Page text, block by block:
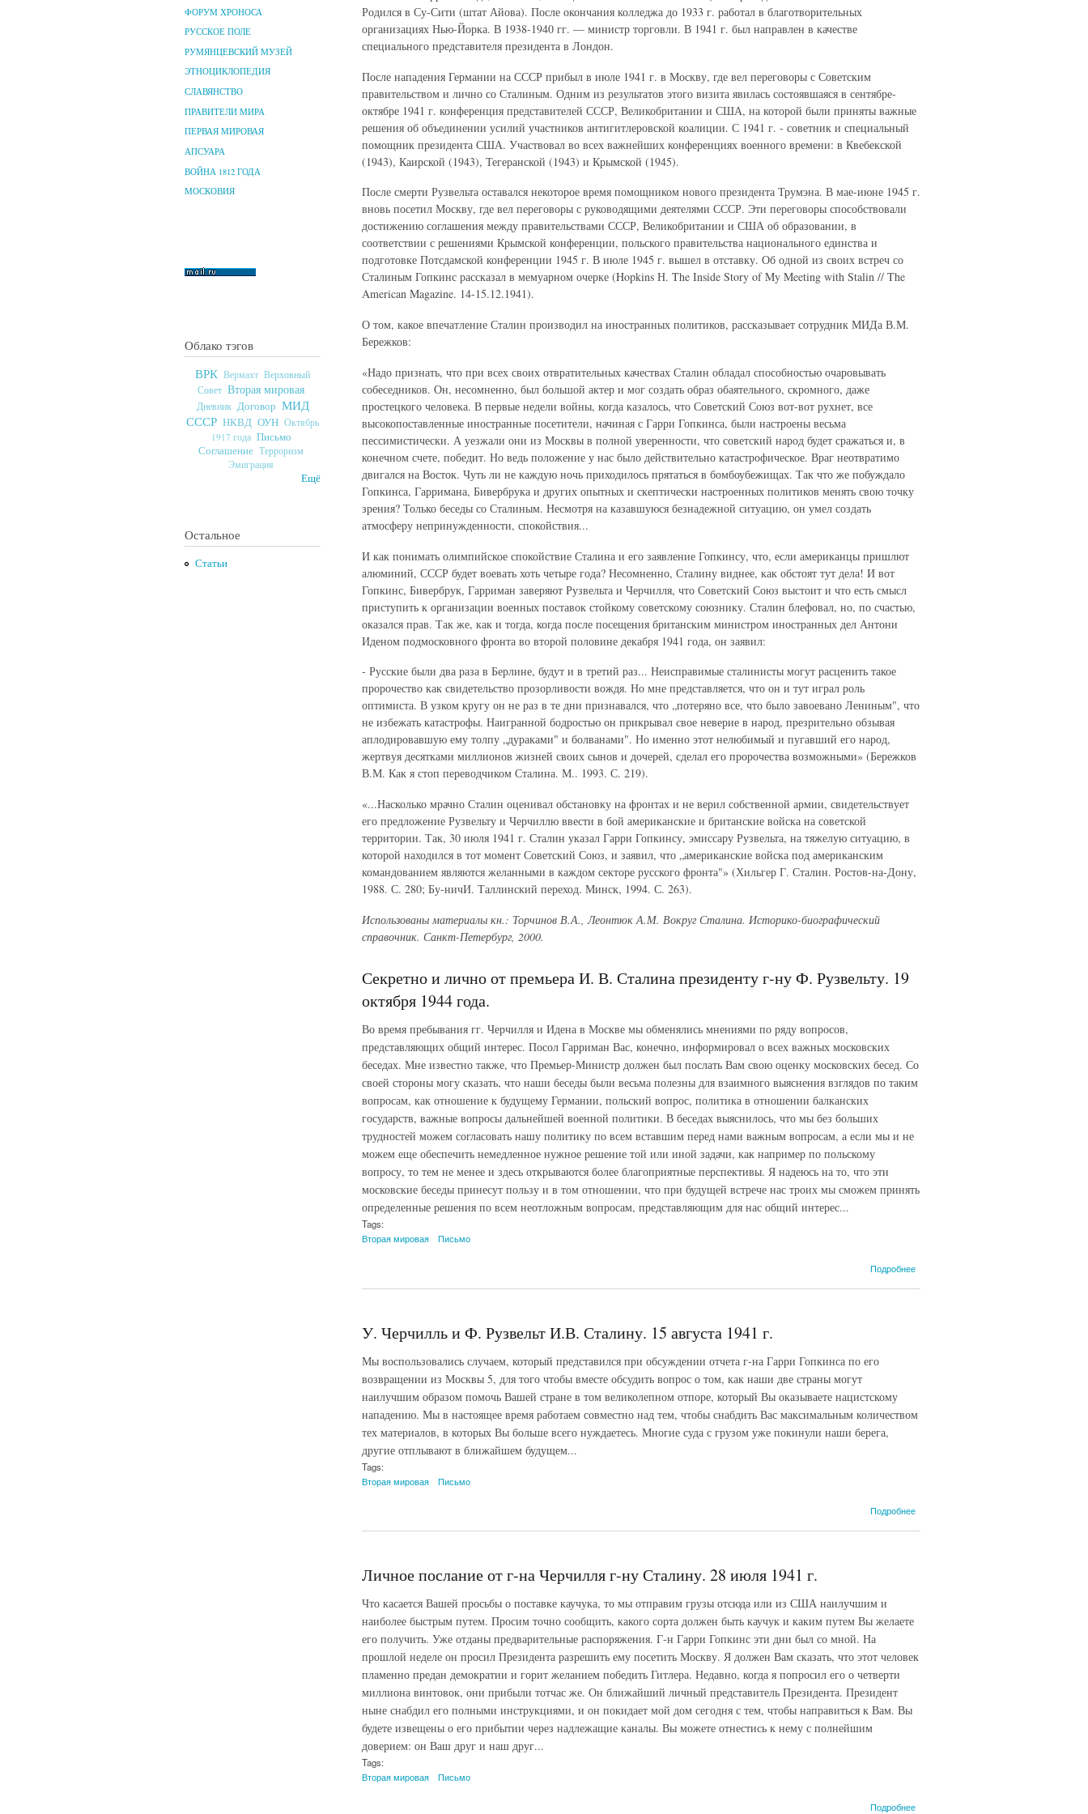
ФОРУМ ХРОНОСА
РУССКОЕ ПОЛЕ
РУМЯНЦЕВСКИЙ МУЗЕЙ
ЭТНОЦИКЛОПЕДИЯ
СЛАВЯНСТВО
ПРАВИТЕЛИ МИРА
ПЕРВАЯ МИРОВАЯ
АПСУАРА
ВОЙНА 1812 ГОДА
МОСКОВИЯ
Облако тэгов
ВРК Вермахт Верховный
Совет Вторая мировая
Дневник Договор МИД
СССР НКВД ОУН Октябрь
1917 года Письмо
Соглашение Терроризм
Эмиграция
Ещё
Остальное
Статьи
Родился в Су-Сити (штат Айова). После окончания колледжа до 1933 г. работал в благотворительных
организациях Нью-Йорка. В 1938-1940 гг. — министр торговли. В 1941 г. был направлен в качестве
специального представителя президента в Лондон.
После нападения Германии на СССР прибыл в июле 1941 г. в Москву, где вел переговоры с Советским
правительством и лично со Сталиным. Одним из результатов этого визита явилась состоявшаяся в сентябре-
октябре 1941 г. конференция представителей СССР, Великобритании и США, на которой были приняты важные
решения об объединении усилий участников антигитлеровской коалиции. С 1941 г. - советник и специальный
помощник президента США. Участвовал во всех важнейших конференциях военного времени: в Квебекской
(1943), Каирской (1943), Тегеранской (1943) и Крымской (1945).
После смерти Рузвельта оставался некоторое время помощником нового президента Трумэна. В мае-июне 1945 г.
вновь посетил Москву, где вел переговоры с руководящими деятелями СССР. Эти переговоры способствовали
достижению соглашения между правительствами СССР, Великобритании и США об образовании, в
соответствии с решениями Крымской конференции, польского правительства национального единства и
подготовке Потсдамской конференции 1945 г. В июле 1945 г. вышел в отставку. Об одной из своих встреч со
Сталиным Гопкинс рассказал в мемуарном очерке (Hopkins Н. The Inside Story of My Meeting with Stalin // The
American Magazine. 14-15.12.1941).
О том, какое впечатление Сталин производил на иностранных политиков, рассказывает сотрудник МИДа В.М.
Бережков:
«Надо признать, что при всех своих отвратительных качествах Сталин обладал способностью очаровывать
собеседников. Он, несомненно, был большой актер и мог создать образ обаятельного, скромного, даже
простецкого человека. В первые недели войны, когда казалось, что Советский Союз вот-вот рухнет, все
высокопоставленные иностранные посетители, начиная с Гарри Гопкинса, были настроены весьма
пессимистически. А уезжали они из Москвы в полной уверенности, что советский народ будет сражаться и, в
конечном счете, победит. Но ведь положение у нас было действительно катастрофическое. Враг неотвратимо
двигался на Восток. Чуть ли не каждую ночь приходилось прятаться в бомбоубежищах. Так что же побуждало
Гопкинса, Гарримана, Бивербрука и других опытных и скептически настроенных политиков менять свою точку
зрения? Только беседы со Сталиным. Несмотря на казавшуюся безнадежной ситуацию, он умел создать
атмосферу непринужденности, спокойствия...
И как понимать олимпийское спокойствие Сталина и его заявление Гопкинсу, что, если американцы пришлют
алюминий, СССР будет воевать хоть четыре года? Несомненно, Сталину виднее, как обстоят тут дела! И вот
Гопкинс, Бивербрук, Гарриман заверяют Рузвельта и Черчилля, что Советский Союз выстоит и что есть смысл
приступить к организации военных поставок стойкому советскому союзнику. Сталин блефовал, но, по счастью,
оказался прав. Так же, как и тогда, когда после посещения британским министром иностранных дел Антони
Иденом подмосковного фронта во второй половине декабря 1941 года, он заявил:
- Русские были два раза в Берлине, будут и в третий раз... Неисправимые сталинисты могут расценить такое
пророчество как свидетельство прозорливости вождя. Но мне представляется, что он и тут играл роль
оптимиста. В узком кругу он не раз в те дни признавался, что „потеряно все, что было завоевано Лениным", что
не избежать катастрофы. Наигранной бодростью он прикрывал свое неверие в народ, презрительно обзывая
аплодировавшую ему толпу „дураками" и болванами". Но именно этот нелюбимый и пугавший его народ,
жертвуя десятками миллионов жизней своих сынов и дочерей, сделал его пророчества возможными» (Бережков
В.М. Как я стоп переводчиком Сталина. М.. 1993. С. 219).
«...Насколько мрачно Сталин оценивал обстановку на фронтах и не верил собственной армии, свидетельствует
его предложение Рузвельту и Черчиллю ввести в бой американские и британские войска на советской
территории. Так, 30 июля 1941 г. Сталин указал Гарри Гопкинсу, эмиссару Рузвельта, на тяжелую ситуацию, в
которой находился в тот момент Советский Союз, и заявил, что „американские войска под американским
командованием являются желанными в каждом секторе русского фронта"» (Хильгер Г. Сталин. Ростов-на-Дону,
1988. С. 280; Бу-ничИ. Таллинский переход. Минск, 1994. С. 263).
Использованы материалы кн.: Торчинов В.А., Леонтюк А.М. Вокруг Сталина. Историко-биографический
справочник. Санкт-Петербург, 2000.
Секретно и лично от премьера И. В. Сталина президенту г-ну Ф. Рузвельту. 19
октября 1944 года.
Во время пребывания гг. Черчилля и Идена в Москве мы обменялись мнениями по ряду вопросов,
представляющих общий интерес. Посол Гарриман Вас, конечно, информировал о всех важных московских
беседах. Мне известно также, что Премьер-Министр должен был послать Вам свою оценку московских бесед. Со
своей стороны могу сказать, что наши беседы были весьма полезны для взаимного выяснения взглядов по таким
вопросам, как отношение к будущему Германии, польский вопрос, политика в отношении балканских
государств, важные вопросы дальнейшей военной политики. В беседах выяснилось, что мы без больших
трудностей можем согласовать нашу политику по всем вставшим перед нами важным вопросам, а если мы и не
можем еще обеспечить немедленное нужное решение той или иной задачи, как например по польскому
вопросу, то тем не менее и здесь открываются более благоприятные перспективы. Я надеюсь на то, что эти
московские беседы принесут пользу и в том отношении, что при будущей встрече нас троих мы сможем принять
определенные решения по всем неотложным вопросам, представляющим для нас общий интерес...
Tags:
Вторая мировая
Письмо
Подробнее
У. Черчилль и Ф. Рузвельт И.В. Сталину. 15 августа 1941 г.
Мы воспользовались случаем, который представился при обсуждении отчета г-на Гарри Гопкинса по его
возвращении из Москвы 5, для того чтобы вместе обсудить вопрос о том, как наши две страны могут
наилучшим образом помочь Вашей стране в том великолепном отпоре, который Вы оказываете нацистскому
нападению. Мы в настоящее время работаем совместно над тем, чтобы снабдить Вас максимальным количеством
тех материалов, в которых Вы больше всего нуждаетесь. Многие суда с грузом уже покинули наши берега,
другие отплывают в ближайшем будущем...
Tags:
Вторая мировая
Письмо
Подробнее
Личное послание от г-на Черчилля г-ну Сталину. 28 июля 1941 г.
Что касается Вашей просьбы о поставке каучука, то мы отправим грузы отсюда или из США наилучшим и
наиболее быстрым путем. Просим точно сообщить, какого сорта должен быть каучук и каким путем Вы желаете
его получить. Уже отданы предварительные распоряжения. Г-н Гарри Гопкинс эти дни был со мной. На
прошлой неделе он просил Президента разрешить ему посетить Москву. Я должен Вам сказать, что этот человек
пламенно предан демократии и горит желанием победить Гитлера. Недавно, когда я попросил его о четверти
миллиона винтовок, они прибыли тотчас же. Он ближайший личный представитель Президента. Президент
ныне снабдил его полными инструкциями, и он покидает мой дом сегодня с тем, чтобы направиться к Вам. Вы
будете извещены о его прибытии через надлежащие каналы. Вы можете отнестись к нему с полнейшим
доверием: он Ваш друг и наш друг...
Tags:
Вторая мировая
Письмо
Подробнее